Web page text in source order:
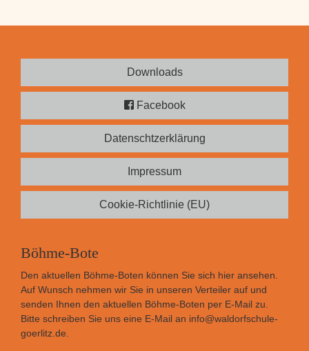
Downloads
Facebook
Datenschtzerklärung
Impressum
Cookie-Richtlinie (EU)
Böhme-Bote
Den aktuellen Böhme-Boten können Sie sich hier ansehen.
Auf Wunsch nehmen wir Sie in unseren Verteiler auf und
senden Ihnen den aktuellen Böhme-Boten per E-Mail zu.
Bitte schreiben Sie uns eine E-Mail an info@waldorfschule-
goerlitz.de.